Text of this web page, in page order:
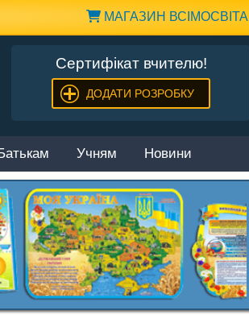
МАГАЗИН ВСІМОСВІТА
Сертифікат вчителю!
ДОДАТИ РОЗРОБКУ
Учням Новини